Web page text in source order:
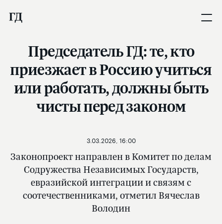
Председатель ГД: те, кто
приезжает в Россию учиться
или работать, должны быть
чисты перед законом
Законопроект направлен в Комитет по делам
Содружества Независимых Государств,
евразийской интеграции и связям с
соотечественниками, отметил Вячеслав
Володин
3.03.2026, 16:00